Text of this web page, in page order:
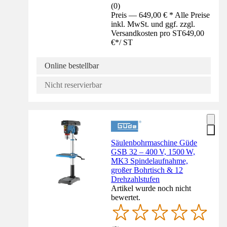
(0)
Preis — 649,00 € * Alle Preise
inkl. MwSt. und ggf. zzgl.
Versandkosten pro ST649,00
€*/ ST
Online bestellbar
Nicht reservierbar
Säulenbohrmaschine Güde
GSB 32 – 400 V, 1500 W,
MK3 Spindelaufnahme,
großer Bohrtisch & 12
Drehzahlstufen
Artikel wurde noch nicht
bewertet.